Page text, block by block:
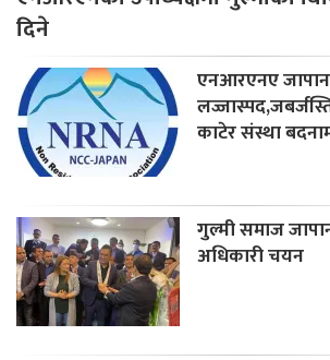
दिने
एनआरएनए
काटेर संस्था
गुल्मी समाज
अधिकारी चयन